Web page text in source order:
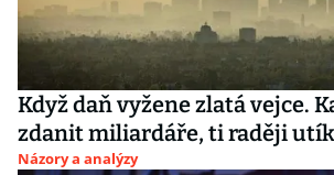
Když daň vyžene zlatá vejce.
zdanit miliardáře, ti raději
Názory a analýzy